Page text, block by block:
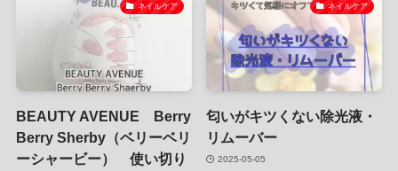
ネイルケア
BEAUTY AVENUE Berry
Berry Sherby（ベリーベリ
ーシャービー） 使い切り
ネイルケア
匂いがキツくない除光液・
リムーバー
2025-05-05